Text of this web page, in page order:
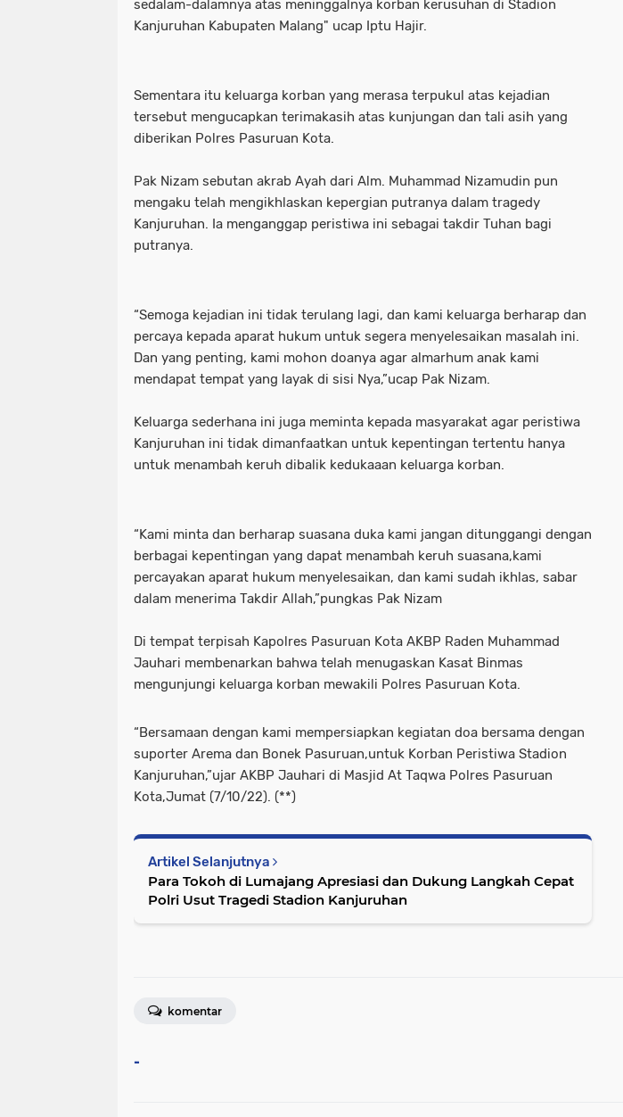
sedalam-dalamnya atas meninggalnya korban kerusuhan di Stadion
Kanjuruhan Kabupaten Malang" ucap Iptu Hajir.
Sementara itu keluarga korban yang merasa terpukul atas kejadian
tersebut mengucapkan terimakasih atas kunjungan dan tali asih yang
diberikan Polres Pasuruan Kota.
Pak Nizam sebutan akrab Ayah dari Alm. Muhammad Nizamudin pun
mengaku telah mengikhlaskan kepergian putranya dalam tragedy
Kanjuruhan. Ia menganggap peristiwa ini sebagai takdir Tuhan bagi
putranya.
“Semoga kejadian ini tidak terulang lagi, dan kami keluarga berharap dan
percaya kepada aparat hukum untuk segera menyelesaikan masalah ini.
Dan yang penting, kami mohon doanya agar almarhum anak kami
mendapat tempat yang layak di sisi Nya,”ucap Pak Nizam.
Keluarga sederhana ini juga meminta kepada masyarakat agar peristiwa
Kanjuruhan ini tidak dimanfaatkan untuk kepentingan tertentu hanya
untuk menambah keruh dibalik kedukaaan keluarga korban.
“Kami minta dan berharap suasana duka kami jangan ditunggangi dengan
berbagai kepentingan yang dapat menambah keruh suasana,kami
percayakan aparat hukum menyelesaikan, dan kami sudah ikhlas, sabar
dalam menerima Takdir Allah,”pungkas Pak Nizam
Di tempat terpisah Kapolres Pasuruan Kota AKBP Raden Muhammad
Jauhari membenarkan bahwa telah menugaskan Kasat Binmas
mengunjungi keluarga korban mewakili Polres Pasuruan Kota.
“Bersamaan dengan kami mempersiapkan kegiatan doa bersama dengan
suporter Arema dan Bonek Pasuruan,untuk Korban Peristiwa Stadion
Kanjuruhan,”ujar AKBP Jauhari di Masjid At Taqwa Polres Pasuruan
Kota,Jumat (7/10/22). (**)
Artikel Selanjutnya
Para Tokoh di Lumajang Apresiasi dan Dukung Langkah Cepat
Polri Usut Tragedi Stadion Kanjuruhan
komentar
-